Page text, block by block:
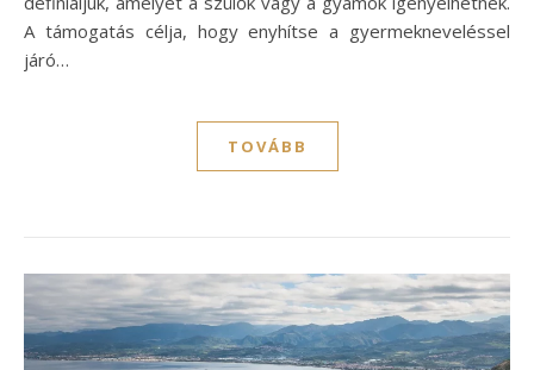
A támogatás célja, hogy enyhítse a gyermekneveléssel
járó…
TOVÁBB